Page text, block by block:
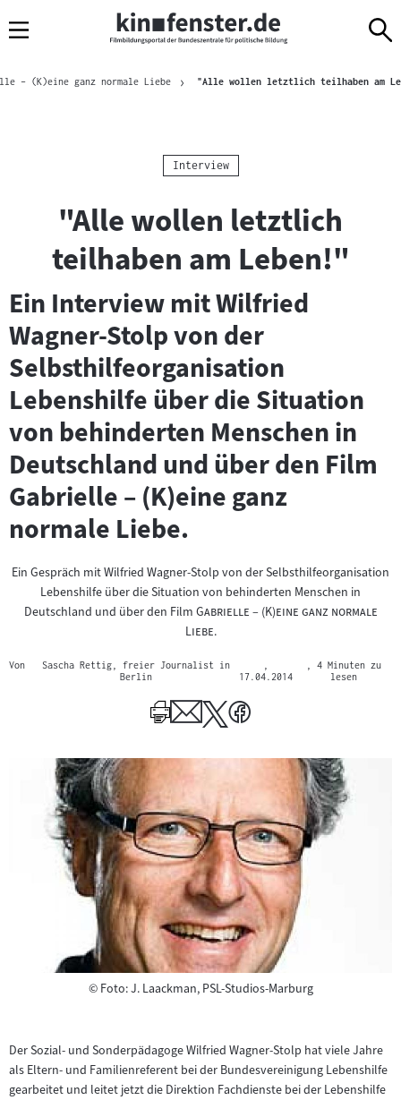
Navigation
zum
zur
amBrotkrümelnavigation
– (K)eine ganz normale Liebe "Alle wollen letztlich teilhaben am
Kategorie:
Interview
"Alle wollen letztlich
teilhaben am Leben!"
Ein Interview mit Wilfried
Wagner-Stolp von der
Selbsthilfeorganisation
Lebenshilfe über die Situation
von behinderten Menschen in
Deutschland und über den Film
Gabrielle – (K)eine ganz
normale Liebe.
Ein Gespräch mit Wilfried Wagner-Stolp von der Selbsthilfeorganisation
Lebenshilfe über die Situation von behinderten Menschen in
Deutschland und über den Film "
Gabrielle – (K)eine ganz normale
Liebe".
Von
Sascha Rettig, freier Journalist in
Berlin
17.04.2014
, 4 Minuten zu
lesen
©Copyright
Foto: J. Laackman, PSL-Studios-Marburg
Der Sozial- und Sonderpädagoge Wilfried Wagner-Stolp hat viele Jahre
als Eltern- und Familienreferent bei der Bundesvereinigung Lebenshilfe
gearbeitet und leitet jetzt die Direktion Fachdienste bei der Lebenshilfe